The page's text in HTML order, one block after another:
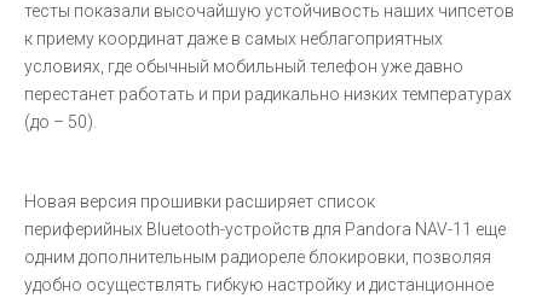
тесты показали высочайшую устойчивость наших чипсетов
к приему координат даже в самых неблагоприятных
условиях, где обычный мобильный телефон уже давно
перестанет работать и при радикально низких температурах
(до – 50).
Новая версия прошивки расширяет список
периферийных Bluetooth-устройств для Pandora NAV-11 еще
одним дополнительным радиореле блокировки, позволяя
удобно осуществлять гибкую настройку и дистанционное